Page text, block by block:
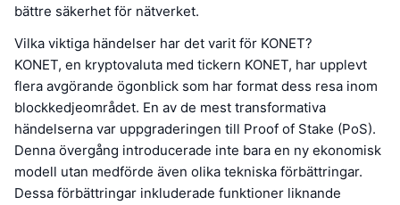
bättre säkerhet för nätverket.
Vilka viktiga händelser har det varit för KONET?
KONET, en kryptovaluta med tickern KONET, har upplevt
flera avgörande ögonblick som har format dess resa inom
blockkedjeområdet. En av de mest transformativa
händelserna var uppgraderingen till Proof of Stake (PoS).
Denna övergång introducerade inte bara en ny ekonomisk
modell utan medförde även olika tekniska förbättringar.
Dessa förbättringar inkluderade funktioner liknande